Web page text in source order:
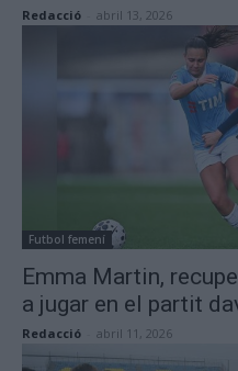
Redacció abril 13, 2026
Futbol femení
Emma Martin,
a jugar en el partit
Redacció abril 11, 2026